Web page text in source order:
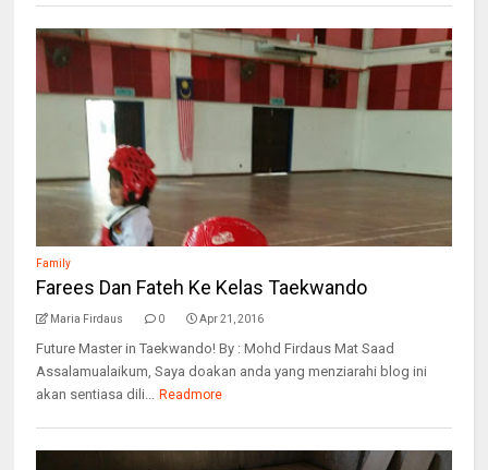
Family
Farees Dan Fateh Ke Kelas Taekwando
Maria Firdaus 0 Apr 21, 2016
Future Master in Taekwando! By : Mohd Firdaus Mat Saad
Assalamualaikum, Saya doakan anda yang menziarahi blog ini
akan sentiasa dili...
Readmore